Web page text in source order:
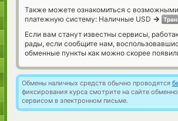
Также можете ознакомиться с
платежную систему: Наличные USD →
Если вам станут известны сервисы,
рады, если сообщите нам,
обменные пункты как можно скорее
Обмены наличных средств обычно проводятся
фиксирования курса смотрите на сайте
сервисом в электронном письме.